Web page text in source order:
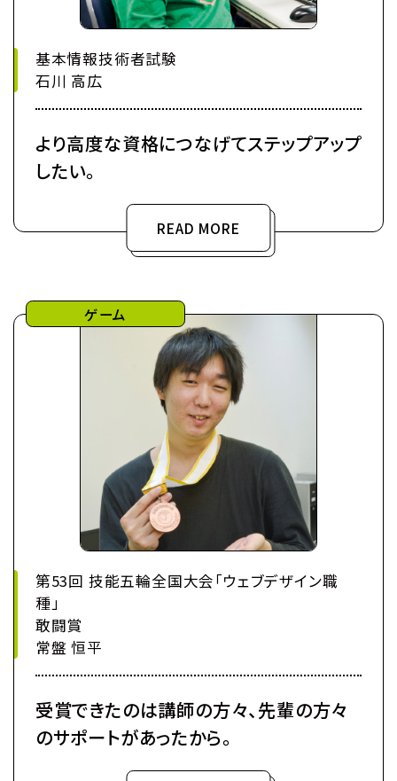
基本情報技術者試験
石川 高広
より高度な資格につなげてステップアップ
したい。
READ MORE
ゲーム
第53回 技能五輪全国大会「ウェブデザイン職
種」
敢闘賞
常盤 恒平
受賞できたのは講師の方々、先輩の方々
のサポートがあったから。